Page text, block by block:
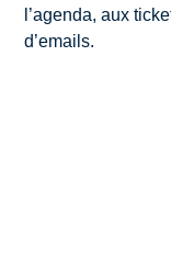
l’agenda, aux
d’emails.